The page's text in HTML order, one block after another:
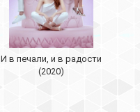
И в печали, и в радости
(2020)